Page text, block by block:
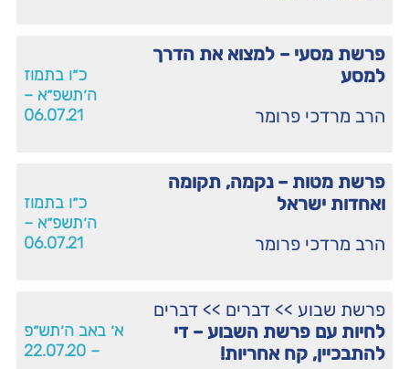
פרשת מסעי – למצוא את הדרך
למסע
הרב מרדכי פרומר
כ״ו בתמוז
ה׳תשפ״א –
06.07.21
פרשת מטות – נקמה, תקומה
ואחדות ישראל
הרב מרדכי פרומר
כ״ו בתמוז
ה׳תשפ״א –
06.07.21
פרשת שבוע >> דברים >> דברים
לחיות עם פרשת השבוע – די
להתבכיין, קח אחריות!
א׳ באב ה׳תש״פ
– 22.07.20